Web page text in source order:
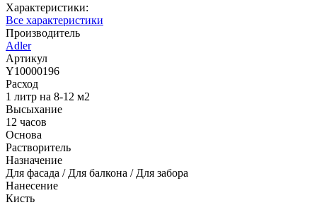
Характеристики:
Все характеристики
Производитель
Adler
Артикул
Y10000196
Расход
1 литр на 8-12 м2
Высыхание
12 часов
Основа
Растворитель
Назначение
Для фасада / Для балкона / Для забора
Нанесение
Кисть